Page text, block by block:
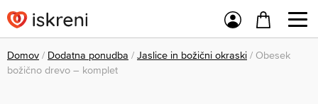
Domov / Dodatna ponudba / Jaslice in božični okraski / Obesek
božično drevo – komplet